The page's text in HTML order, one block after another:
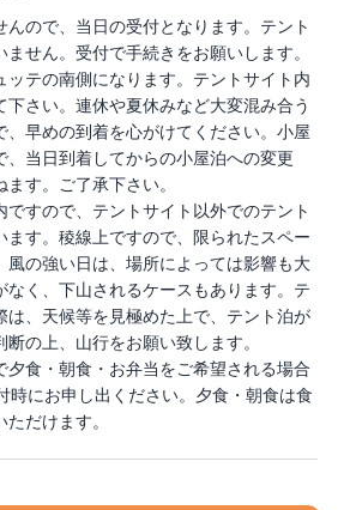
んので、当日の受付となります。テント
せん。受付で手続きをお願いします。
ッテの南側になります。テントサイト内
下さい。連休や夏休みなど大変混み合う
、早めの到着を心がけてください。小屋
、当日到着してからの小屋泊への変更
す。ご了承下さい。
ですので、テントサイト以外でのテント
ます。稜線上ですので、限られたスペー
風の強い日は、場所によっては影響も大
なく、下山されるケースもあります。テ
は、天候等を見極めた上で、テント泊が
の上、山行をお願い致します。
夕食・朝食・お弁当をご希望される場合
時にお申し出ください。夕食・朝食は食
だけます。